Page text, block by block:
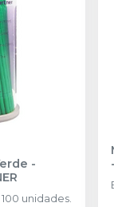
-
unidades.
-